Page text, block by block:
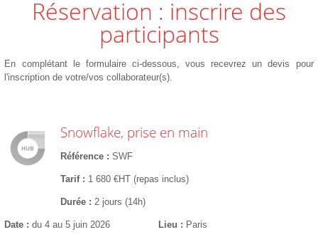
Réservation : inscrire des
participants
En complétant le formulaire ci-dessous, vous recevrez un devis pour
l'inscription de votre/vos collaborateur(s).
Snowflake, prise en main
Référence SWF
Tarif 1 680 €HT (repas inclus)
Durée 2 jours (14h)
Date du 4 au 5 juin 2026 Lieu Paris